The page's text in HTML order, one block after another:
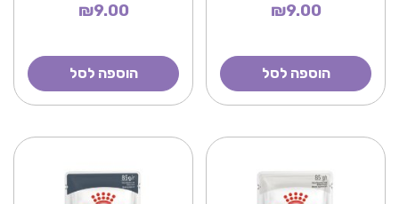
₪9.00
הוספה לסל
₪9.00
הוספה לסל